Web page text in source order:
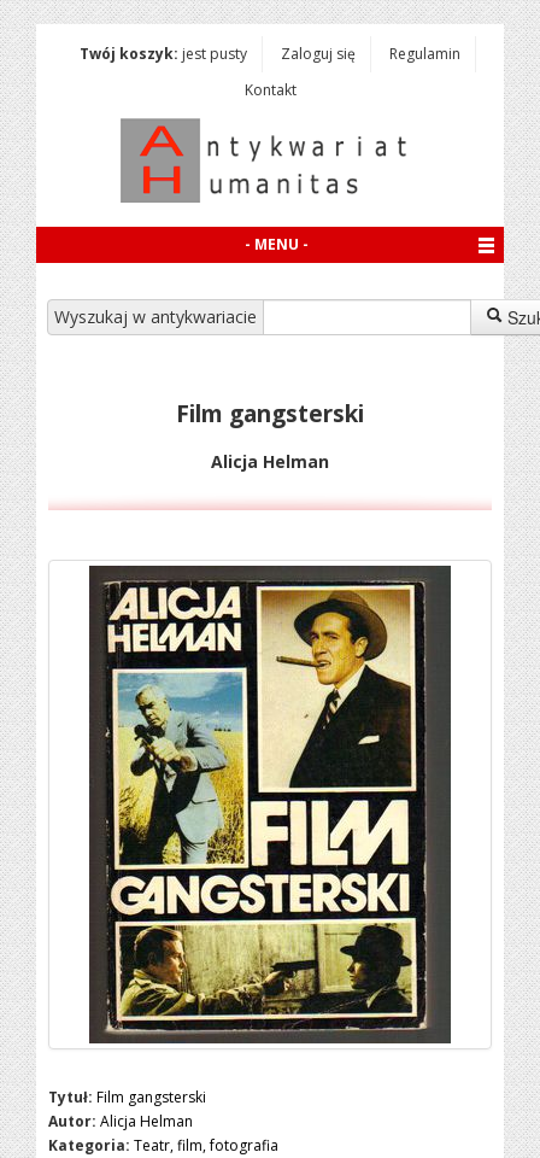
Twój koszyk: jest pusty Zaloguj się
Regulamin
Kontakt
- MENU -
Wyszukaj w antykwariacie
Film gangsterski
Alicja Helman
Tytuł: Film gangsterski
Autor: Alicja Helman
Kategoria: Teatr, film, fotografia